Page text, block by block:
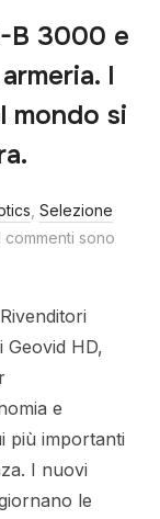
B 3000 e
I
mondo si
Selezione
I commenti sono
Geovid HD,
e
più importanti
I nuovi
le